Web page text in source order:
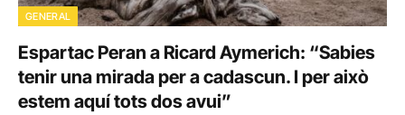
GENERAL
Espartac Peran a Ricard Aymerich: “Sabies
tenir una mirada per a cadascun. I per això
estem aquí tots dos avui”